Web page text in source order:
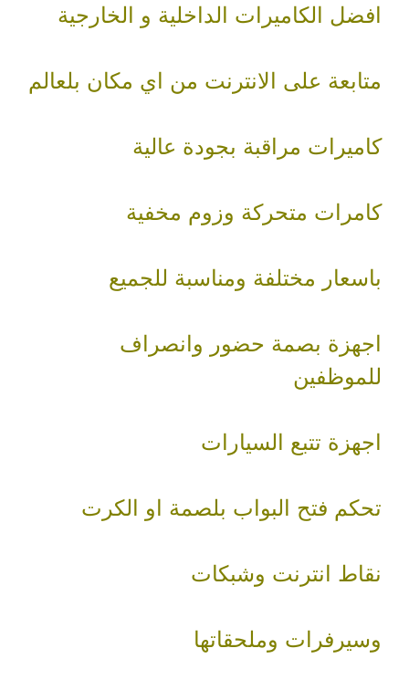
افضل الكاميرات الداخلية و الخارجية
متابعة على الانترنت من اي مكان بلعالم
كاميرات مراقبة بجودة عالية
كامرات متحركة وزوم مخفية
باسعار مختلفة ومناسبة للجميع
اجهزة بصمة حضور وانصراف
للموظفين
اجهزة تتبع السيارات
تحكم فتح البواب بلصمة او الكرت
نقاط انترنت وشبكات
وسيرفرات وملحقاتها